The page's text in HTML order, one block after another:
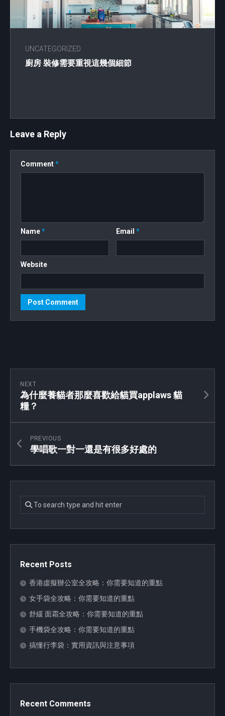
UNCATEGORIZED
廚房 裝修需要重視這幾個細節
Leave a Reply
Comment*
Name* Email*
Website
NEXT
為什麼養貓者那麼喜歡給貓買applaws 貓
糧？
PREVIOUS
學唱歌一對一還是有很多好處的
Recent Posts
香港虛擬辦公室全攻略：你需要知道的重點
女手袋全攻略：你需要知道的重點
舒緩 面霜全攻略：你需要知道的重點
手機袋全攻略：你需要知道的重點
搞懂行李袋：實用資訊與注意事項
Recent Comments